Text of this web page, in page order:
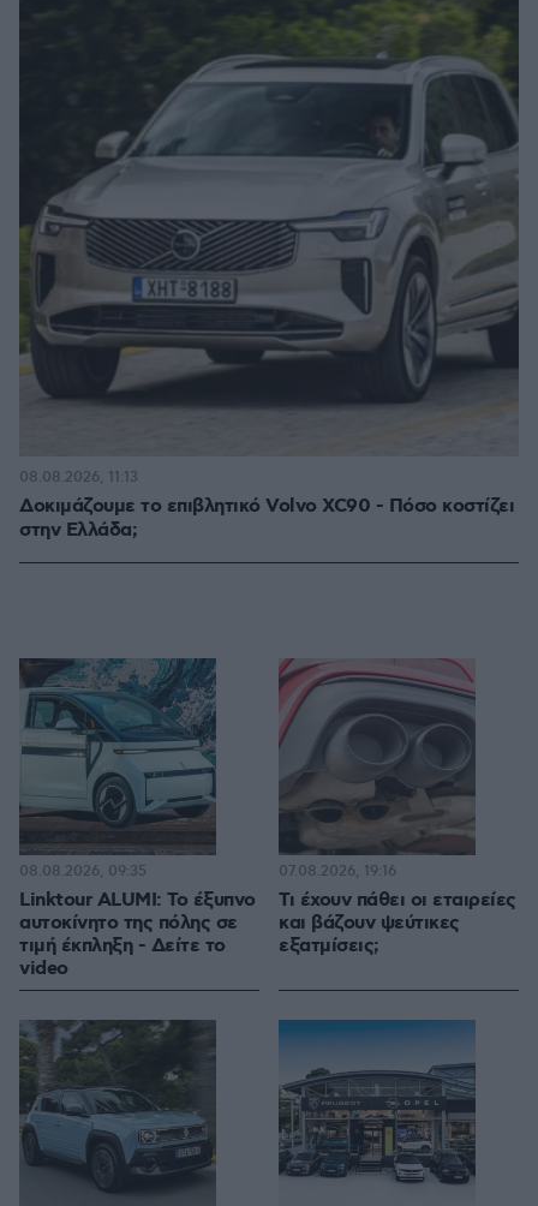
Δοκιμάζουμε το επιβλητικό Volvo XC90 - Πόσο κοστίζει
στην Ελλάδα;
08.08.2026, 11:13
Linktour ALUMI: Το έξυπνο
αυτοκίνητο της πόλης σε
τιμή έκπληξη - Δείτε το
video
08.08.2026, 09:35
Τι έχουν πάθει οι εταιρείες
και βάζουν ψεύτικες
εξατμίσεις;
07.08.2026, 19:16